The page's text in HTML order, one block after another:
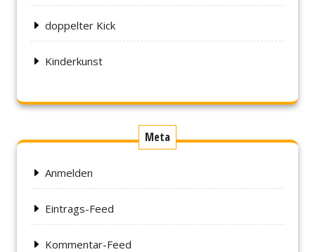
doppelter Kick
Kinderkunst
Meta
Anmelden
Eintrags-Feed
Kommentar-Feed